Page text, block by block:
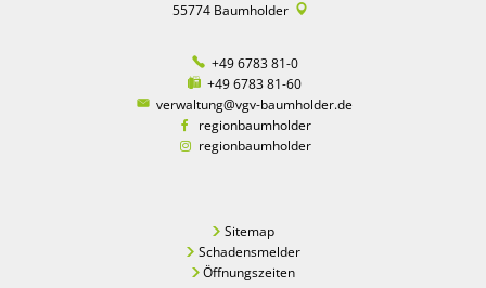
55774 Baumholder
+49 6783 81-0
+49 6783 81-60
verwaltung@vgv-baumholder.de
regionbaumholder
regionbaumholder
Sitemap
Schadensmelder
Öffnungszeiten